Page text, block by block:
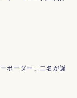
ボーダー」二名が誕